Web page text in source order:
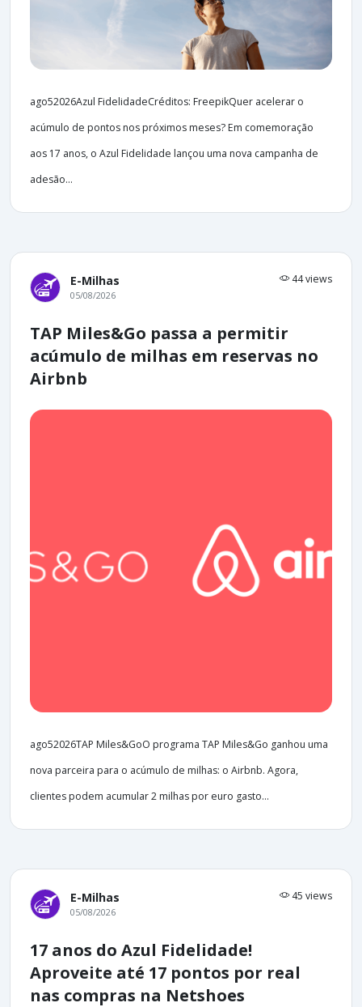
ago52026Azul FidelidadeCréditos: FreepikQuer acelerar o
acúmulo de pontos nos próximos meses? Em comemoração
aos 17 anos, o Azul Fidelidade lançou uma nova campanha de
adesão...
E-Milhas 44 views
05/08/2026
TAP Miles&Go passa a permitir
acúmulo de milhas em reservas no
Airbnb
ago52026TAP Miles&GoO programa TAP Miles&Go ganhou uma
nova parceira para o acúmulo de milhas: o Airbnb. Agora,
clientes podem acumular 2 milhas por euro gasto...
E-Milhas 45 views
05/08/2026
17 anos do Azul Fidelidade!
Aproveite até 17 pontos por real
nas compras na Netshoes